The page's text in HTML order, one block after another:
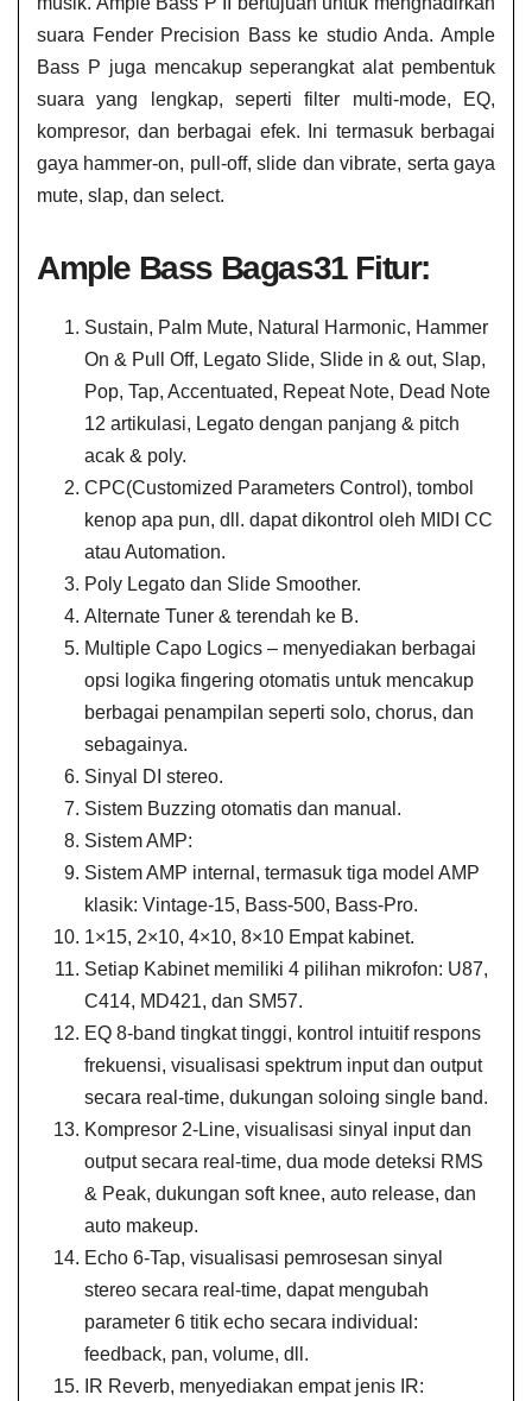
suara Fender Precision Bass ke studio Anda. Ample
Bass P juga mencakup seperangkat alat pembentuk
suara yang lengkap, seperti filter multi-mode, EQ,
kompresor, dan berbagai efek. Ini termasuk berbagai
gaya hammer-on, pull-off, slide dan vibrate, serta gaya
mute, slap, dan select.
Ample Bass Bagas31 Fitur:
Sustain, Palm Mute, Natural Harmonic, Hammer
On & Pull Off, Legato Slide, Slide in & out, Slap,
Pop, Tap, Accentuated, Repeat Note, Dead Note
12 artikulasi, Legato dengan panjang & pitch
acak & poly.
CPC(Customized Parameters Control), tombol
kenop apa pun, dll. dapat dikontrol oleh MIDI CC
atau Automation.
Poly Legato dan Slide Smoother.
Alternate Tuner & terendah ke B.
Multiple Capo Logics – menyediakan berbagai
opsi logika fingering otomatis untuk mencakup
berbagai penampilan seperti solo, chorus, dan
sebagainya.
Sinyal DI stereo.
Sistem Buzzing otomatis dan manual.
Sistem AMP:
Sistem AMP internal, termasuk tiga model AMP
klasik: Vintage-15, Bass-500, Bass-Pro.
1×15, 2×10, 4×10, 8×10 Empat kabinet.
Setiap Kabinet memiliki 4 pilihan mikrofon: U87,
C414, MD421, dan SM57.
EQ 8-band tingkat tinggi, kontrol intuitif respons
frekuensi, visualisasi spektrum input dan output
secara real-time, dukungan soloing single band.
Kompresor 2-Line, visualisasi sinyal input dan
output secara real-time, dua mode deteksi RMS
& Peak, dukungan soft knee, auto release, dan
auto makeup.
Echo 6-Tap, visualisasi pemrosesan sinyal
stereo secara real-time, dapat mengubah
parameter 6 titik echo secara individual:
feedback, pan, volume, dll.
IR Reverb, menyediakan empat jenis IR: